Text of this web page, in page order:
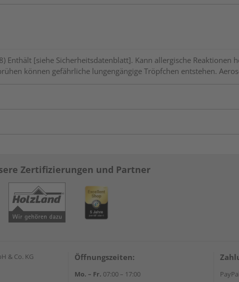
Enthält [siehe Sicherheitsdatenblatt]. Kann allergische Reaktionen
können gefährliche lungengängige Tröpfchen entstehen.
Zertifizierungen und Partner
& Co. KG
Öffnungszeiten:
Mo. – Fr. 07:00 – 17:00 PayPal